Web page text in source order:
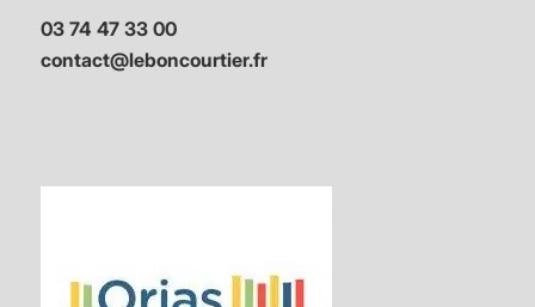
03 74 47 33 00
contact@leboncourtier.fr